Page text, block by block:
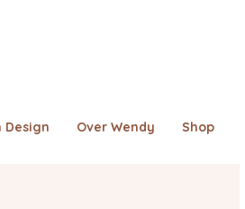
Design Over Wendy Shop